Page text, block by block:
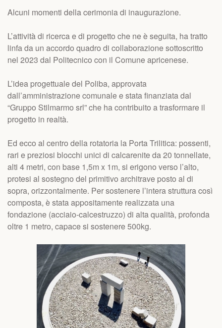
Alcuni momenti della cerimonia di inaugurazione.
L’attività di ricerca e di progetto che ne è seguita, ha tratto
linfa da un accordo quadro di collaborazione sottoscritto
nel 2023 dal Politecnico con il Comune apricenese.
L’idea progettuale del Poliba, approvata
dall’amministrazione comunale e stata finanziata dal
“Gruppo Stilmarmo srl” che ha contribuito a trasformare il
progetto in realtà.
Ed ecco al centro della rotatoria la Porta Trilitica: possenti,
rari e preziosi blocchi unici di calcarenite da 20 tonnellate,
alti 4 metri, con base 1,5m x 1m, si erigono verso l’alto,
protesi al sostegno del primitivo architrave posto al di
sopra, orizzontalmente. Per sostenere l’intera struttura così
composta, è stata appositamente realizzata una
fondazione (acciaio-calcestruzzo) di alta qualità, profonda
oltre 1 metro, capace si sostenere 500kg.